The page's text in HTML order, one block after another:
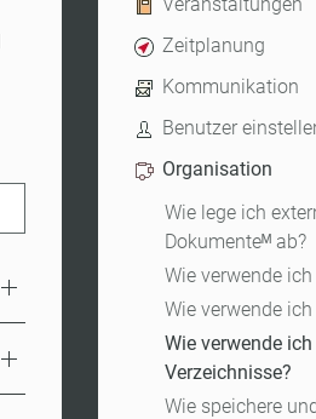
Zeitplanung
Kommunikation
Benutzer
Organisation
Wie lege ich
Dokumenteᴹ ab?
Wie verwende ich
Wie verwende
Wie verwende ich
Verzeichnisse?
Wie speichere